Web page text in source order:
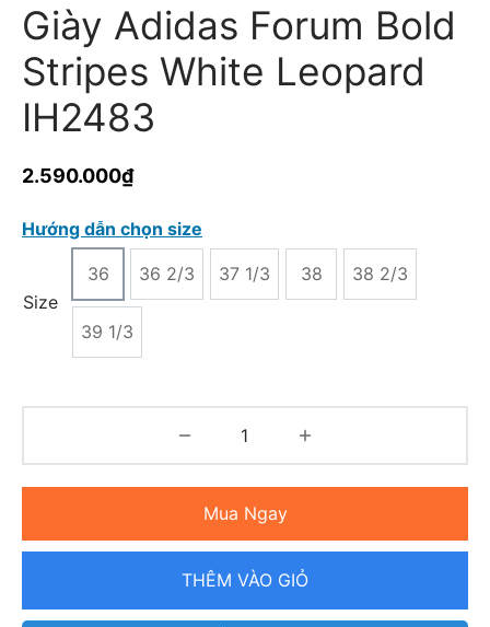
Giày Adidas Forum Bold
Stripes White Leopard
IH2483
2.590.000₫
Hướng dẫn chọn size
Size
36 36 2/3 37 1/3 38 38 2/3
39 1/3
Mua Ngay
THÊM VÀO GIỎ